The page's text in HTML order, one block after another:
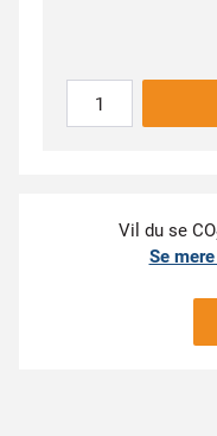
Vil du se CO
Se